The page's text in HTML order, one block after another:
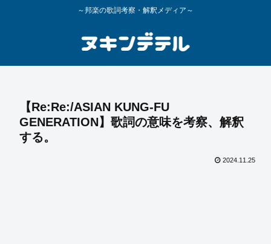
～邦楽の歌詞考察・解釈メディア～
【Re:Re:/ASIAN KUNG-FU
GENERATION】歌詞の意味を考察、解釈
する。
2024.11.25